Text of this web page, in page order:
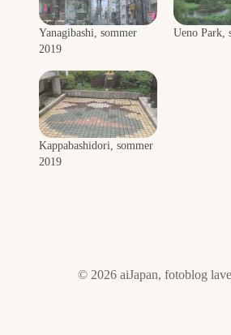
Yanagibashi, sommer
2019
Ueno Park,
Kappabashidori, sommer
2019
© 2026 aiJapan, fotoblog